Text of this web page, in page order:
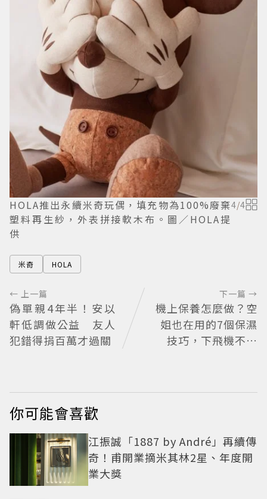
HOLA推出永續米奇玩偶，填充物為100%廢棄
塑料再生紗，外表拼接軟木布。圖／HOLA提
供
4/4
米奇 HOLA
← 上一篇
偽單親4年半！安以
軒低調做公益 友人
犯錯得捐百萬才過關
下一篇 →
機上保養怎麼做？空
姐也在用的7個保濕
技巧，下飛機不乾
你可能會喜歡
江振誠「1887 by André」再續傳
奇！甫開業摘米其林2星、年度開
業大獎